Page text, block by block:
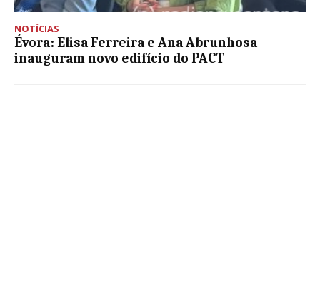
NOTÍCIAS
Évora: Elisa Ferreira e Ana Abrunhosa
inauguram novo edifício do PACT